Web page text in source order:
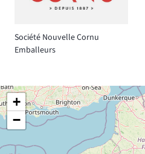
Société Nouvelle Cornu
Emballeurs
+
−